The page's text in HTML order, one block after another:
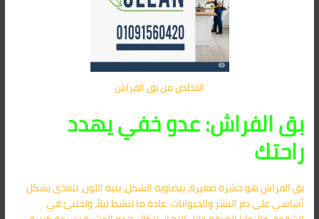
التخلص من بق الفراش
بق الفراش: عدو خفي يهدد
راحتك
بق الفراش هو حشرة صغيرة، بيضاوية الشكل، بنية اللون، تتغذى بشكل
أساسي على دم البشر والحيوانات. عادة ما تنشط ليلاً، وتختبئ في